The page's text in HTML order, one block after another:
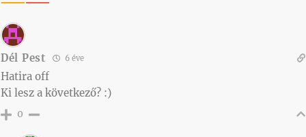
Dél Pest 6 éve
Hatira off
Ki lesz a következő? :)
0